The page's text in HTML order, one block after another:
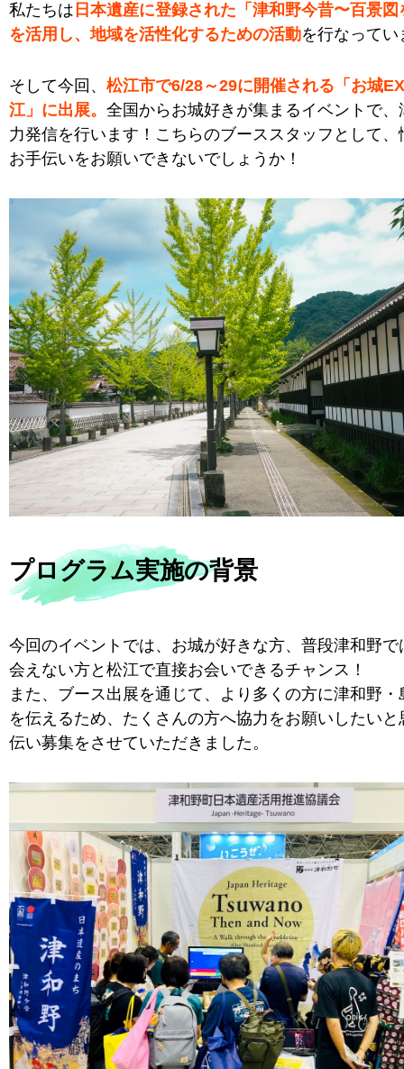
私たちは 日本遺産に登録された「津和野今昔〜百景
を活用し、地域を活性化するための活動を行なってい
そして今回、 松江市で6/28～29に開催される「お城
江」に出展。 全国からお城好きが集まるイベントで、
力発信を行います！こちらのブーススタッフとして、
お手伝いをお願いできないでしょうか！
プログラム実施の背景
今回のイベントでは、お城が好きな方、普段津和野で
会えない方と松江で直接お会いできるチャンス！
また、ブース出展を通じて、より多くの方に津和野・
を伝えるため、たくさんの方へ協力をお願いしたいと
伝い募集をさせていただきました。